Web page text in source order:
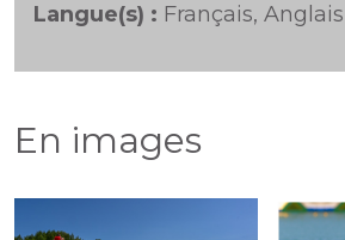
Langue(s) : Français, Anglais
En images